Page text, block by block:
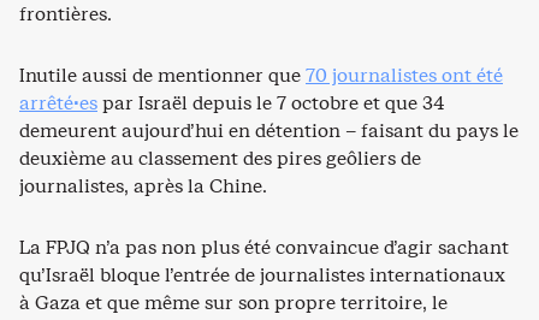
frontières.
Inutile aussi de mentionner que70 journalistes ont été
arrêté·espar Israël depuis le 7 octobre et que 34
demeurent aujourd’hui en détention – faisant du pays le
deuxième au classement des pires geôliers de
journalistes, après la Chine.
La FPJQ n’a pas non plus été convaincue d’agir sachant
qu’Israël bloque l’entrée de journalistes internationaux
à Gaza et que même sur son propre territoire, le